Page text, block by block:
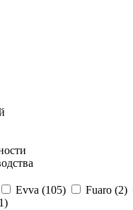
Evva (105) Fuaro (2)
)